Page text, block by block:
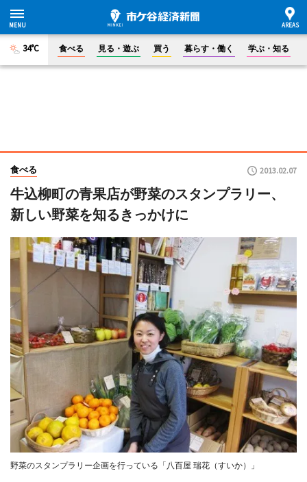
34°C 食べる 見る・遊ぶ 買う 暮らす・働く 学ぶ・知る
食べる 2013.02.07
牛込柳町の青果店が野菜のスタンプラリー、
新しい野菜を知るきっかけに
野菜のスタンプラリー企画を行っている「八百屋 瑞花（すいか）」